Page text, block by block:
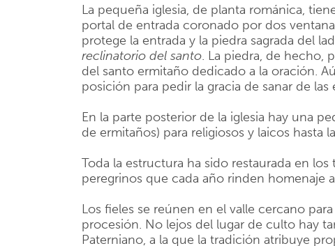
La pequeña iglesia, de planta románica,
portal de entrada coronado por dos
protege la entrada y la piedra sagrada del
reclinatorio del santo. La piedra, de hecho,
del santo ermitaño dedicado a la oración.
posición para pedir la gracia de sanar de las
En la parte posterior de la iglesia hay una
de ermitaños) para religiosos y laicos hasta
Toda la estructura ha sido restaurada en
peregrinos que cada año rinden homenaje
Los fieles se reúnen en el valle cercano
procesión. No lejos del lugar de culto hay
Paterniano, a la que la tradición atribuye